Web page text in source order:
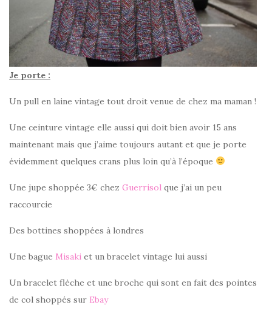
Je porte :
Un pull en laine vintage tout droit venue de chez ma maman !
Une ceinture vintage elle aussi qui doit bien avoir 15 ans
maintenant mais que j’aime toujours autant et que je porte
évidemment quelques crans plus loin qu’à l’époque
Une jupe shoppée 3€ chez Guerrisol que j’ai un peu
raccourcie
Des bottines shoppées à londres
Une bague Misaki et un bracelet vintage lui aussi
Un bracelet flèche et une broche qui sont en fait des pointes
de col shoppés sur Ebay